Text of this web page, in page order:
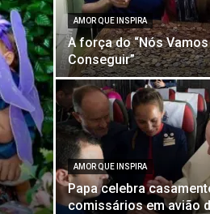
AMOR QUE INSPIRA
A força do “Nós Vamos
Conseguir”
AMOR QUE INSPIRA
Papa celebra
comissários em avião